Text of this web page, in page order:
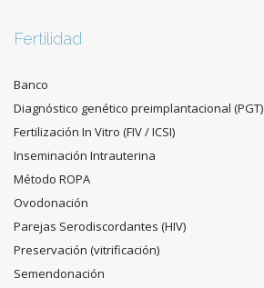
Fertilidad
Banco
Diagnóstico genético preimplantacional (PGT)
Fertilización In Vitro (FIV / ICSI)
Inseminación Intrauterina
Método ROPA
Ovodonación
Parejas Serodiscordantes (HIV)
Preservación (vitrificación)
Semendonación